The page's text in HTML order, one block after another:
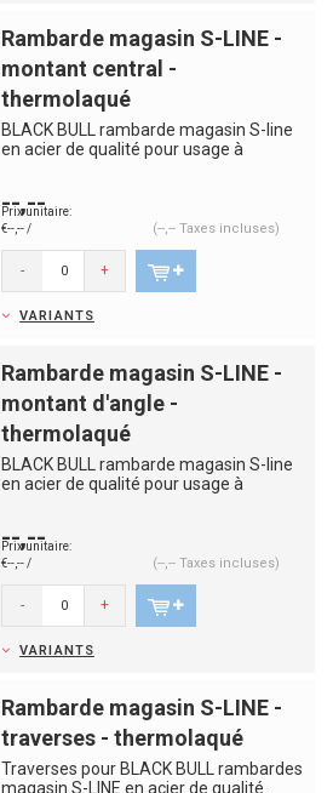
Rambarde magasin S-LINE -
montant central -
thermolaqué
BLACK BULL rambarde magasin S-line
en acier de qualité pour usage à
--,--
Prix unitaire:
€--,-- /
(--,-- Taxes incluses)
- +
VARIANTS
Rambarde magasin S-LINE -
montant d'angle -
thermolaqué
BLACK BULL rambarde magasin S-line
en acier de qualité pour usage à
--,--
Prix unitaire:
€--,-- /
(--,-- Taxes incluses)
- +
VARIANTS
Rambarde magasin S-LINE -
traverses - thermolaqué
Traverses pour BLACK BULL rambardes
magasin S-LINE en acier de qualité.